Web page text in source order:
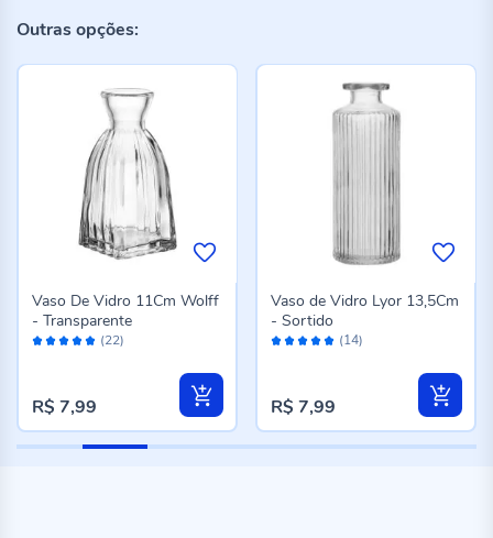
Outras opções:
Avaliação: (22)
Vaso De Vidro 11Cm Wolff
- Transparente
R$ 7,99
Avaliação: (14)
Vaso de Vidro Lyor 13,5Cm
- Sortido
R$ 7,99